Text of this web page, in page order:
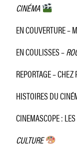
CINÉMA
EN COUVERTURE –
EN COULISSES –
REPORTAGE –
HISTOIRES DU
CINEMASCOPE :
CULTURE